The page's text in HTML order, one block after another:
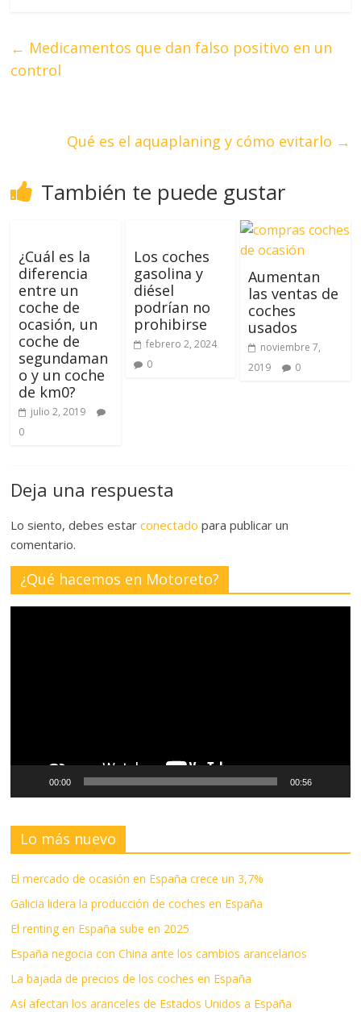
← Medicamentos que dan falso positivo en un
control
Qué es el aquaplaning y cómo evitarlo →
También te puede gustar
¿Cuál es la
diferencia
entre un
coche de
ocasión, un
coche de
segundaman
o y un coche
de km0?
julio 2, 2019
0
Los coches
gasolina y
diésel
podrían no
prohibirse
febrero 2, 2024
0
Aumentan
las ventas de
coches
usados
noviembre 7,
2019
0
Deja una respuesta
Lo siento, debes estarconectado para publicar un
comentario.
¿Qué hacemos en Motoreto?
00:00 00:56
Lo más nuevo
El mercado de ocasión en España crece un 3,7%
Galicia lidera la producción de coches en España
El renting en España sube en 2025
España negocia con China ante los cambios arancelarios
La bajada de precios de los coches en España
Así afectan los aranceles de Estados Unidos a España